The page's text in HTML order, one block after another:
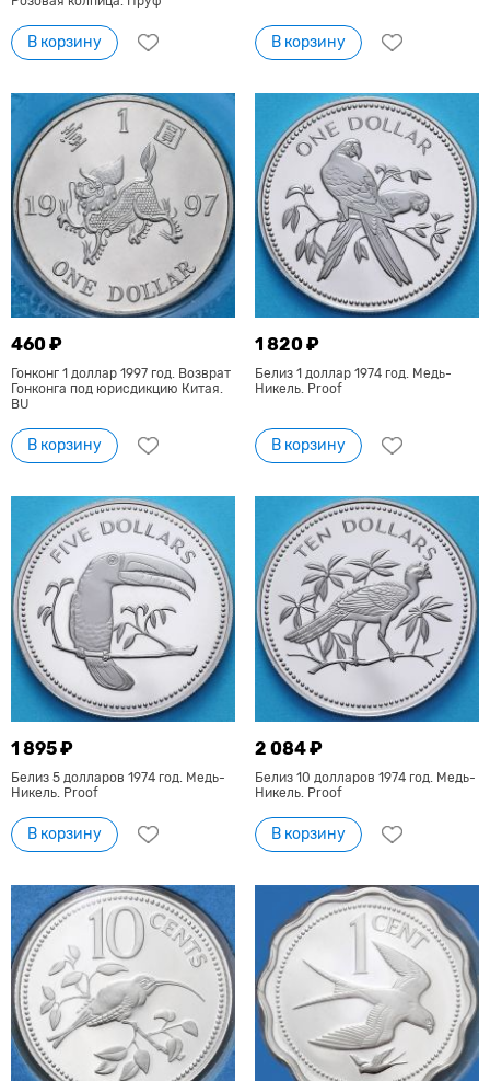
В корзину В корзину
460 ₽
Гонконг 1 доллар 1997 год. Возврат
Гонконга под юрисдикцию Китая.
BU
В корзину
1 820 ₽
Белиз 1 доллар 1974 год. Медь-
Никель. Proof
В корзину
1 895 ₽
Белиз 5 долларов 1974 год. Медь-
Никель. Proof
В корзину
2 084 ₽
Белиз 10 долларов 1974 год. Медь-
Никель. Proof
В корзину